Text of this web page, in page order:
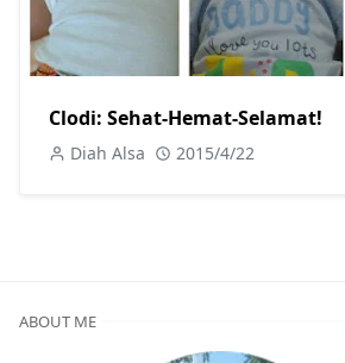
Clodi: Sehat-Hemat-Selamat!
Diah Alsa 2015/4/22
ABOUT ME